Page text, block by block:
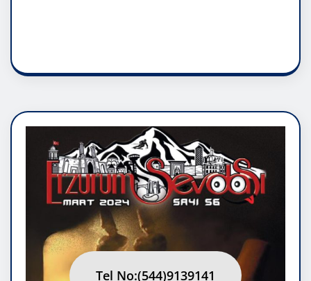
Tel No:(544)9139141